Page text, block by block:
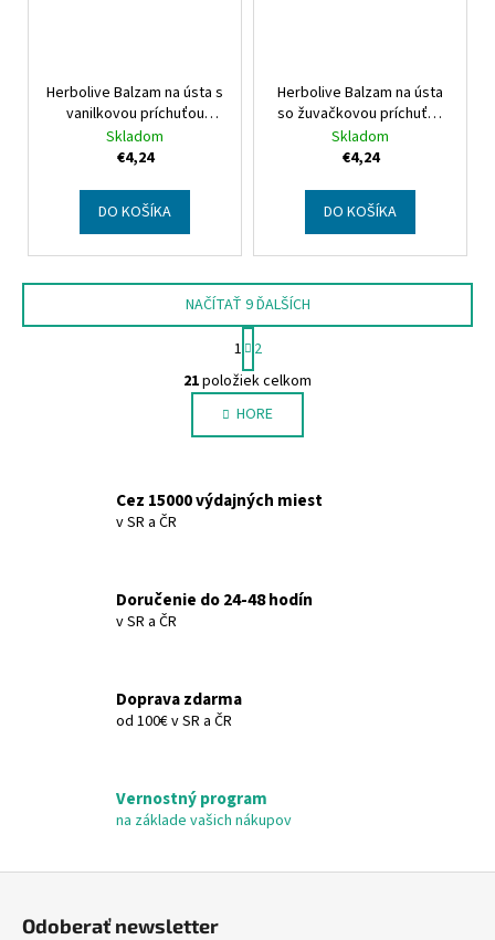
Herbolive Balzam na ústa s
vanilkovou príchuťou
Herbolive Lip balm with
vanilla
Skladom
€4,24
DO KOŠÍKA
Herbolive Balzam na ústa
so žuvačkovou príchuťou
Herbolive Lip balm with
bubble gum
Skladom
€4,24
DO KOŠÍKA
O
v
l
á
a
c
p
r
s
u
NAČÍTAŤ 9 ĎALŠÍCH
S
t
r
á
n
k
a
1
2
21položiek celkom
HORE
Cez 15000 výdajných miest
v SR a ČR
Doručenie do 24-48 hodín
v SR a ČR
Doprava zdarma
od 100€ v SR a ČR
Vernostný program
na základe vašich nákupov
Odoberať newsletter